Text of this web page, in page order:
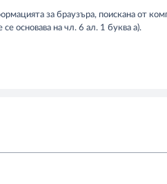
за браузъра, поискана от
основава на чл. 6 ал. 1 буква а).